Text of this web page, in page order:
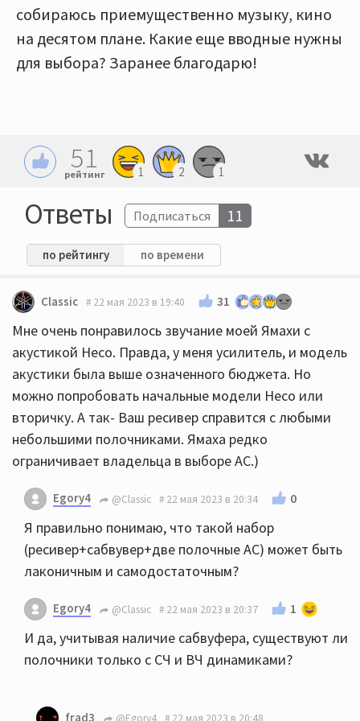
собираюсь приемущественно музыку, кино
на десятом плане. Какие еще вводные нужны
для выбора? Заранее благодарю!
51
рейтинг 1 2 1
Ответы Подписаться 11
по рейтингу по времени
Classic 22 мая 2023 в 19:40 31
Мне очень понравилось звучание моей Ямахи с
акустикой Heco. Правда, у меня усилитель, и модель
акустики была выше означенного бюджета. Но
можно попробовать начальные модели Heco или
вторичку. А так- Ваш ресивер справится с любыми
небольшими полочниками. Ямаха редко
ограничивает владельца в выборе АС.)
Egory4 @Classic 22 мая 2023 в 20:34 0
Я правильно понимаю, что такой набор
(ресивер+сабвувер+две полочные АС) может быть
лаконичным и самодостаточным?
Egory4 @Classic 22 мая 2023 в 20:37 1
И да, учитывая наличие сабвуфера, существуют ли
полочники только с СЧ и ВЧ динамиками?
frad3 @Egory4 22 мая 2023 в 20:48